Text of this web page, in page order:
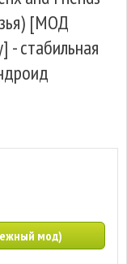
[МОД
- стабильная
мод)